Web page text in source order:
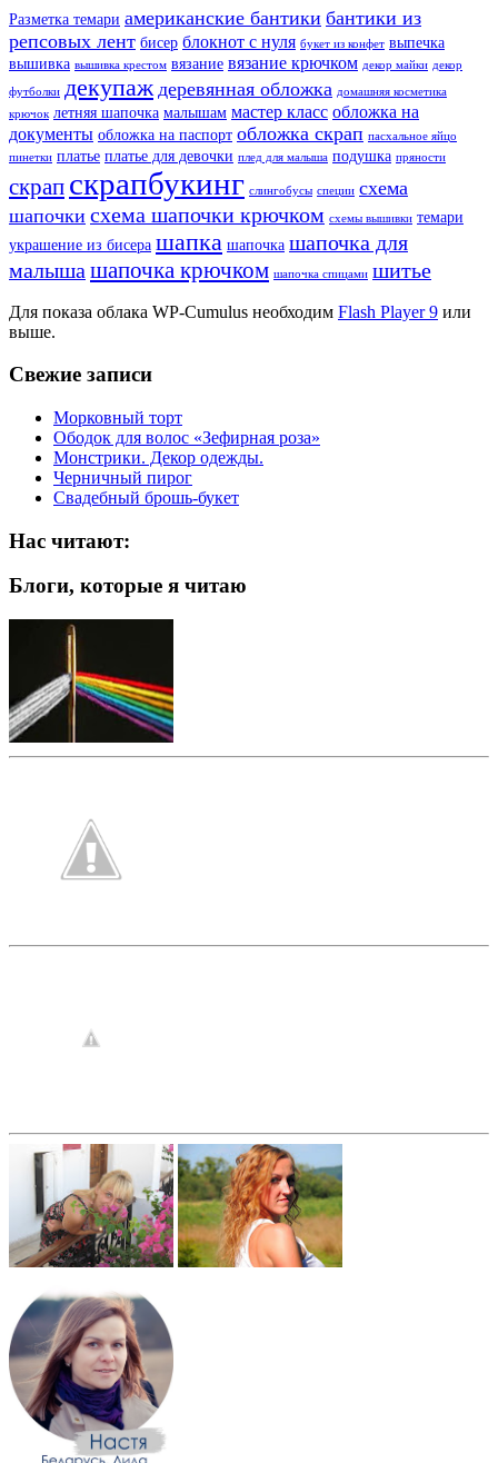
Разметка темари американские бантики бантики из
репсовых лент бисер блокнот с нуля букет из конфет выпечка
вышивка вышивка крестом вязание вязание крючком декор майки декор
футболки декупаж деревянная обложка домашняя косметика
крючок летняя шапочка малышам мастер класс обложка на
документы обложка на паспорт обложка скрап пасхальное яйцо
пинетки платье платье для девочки плед для малыша подушка пряности
скрап скрапбукинг слингобусы специи схема
шапочки схема шапочки крючком схемы вышивки темари
украшение из бисера шапка шапочка шапочка для
малыша шапочка крючком шапочка спицами шитье
Для показа облака WP-Cumulus необходим Flash Player 9 или
выше.
Свежие записи
Морковный торт
Ободок для волос «Зефирная роза»
Монстрики. Декор одежды.
Черничный пирог
Свадебный брошь-букет
Нас читают:
Блоги, которые я читаю